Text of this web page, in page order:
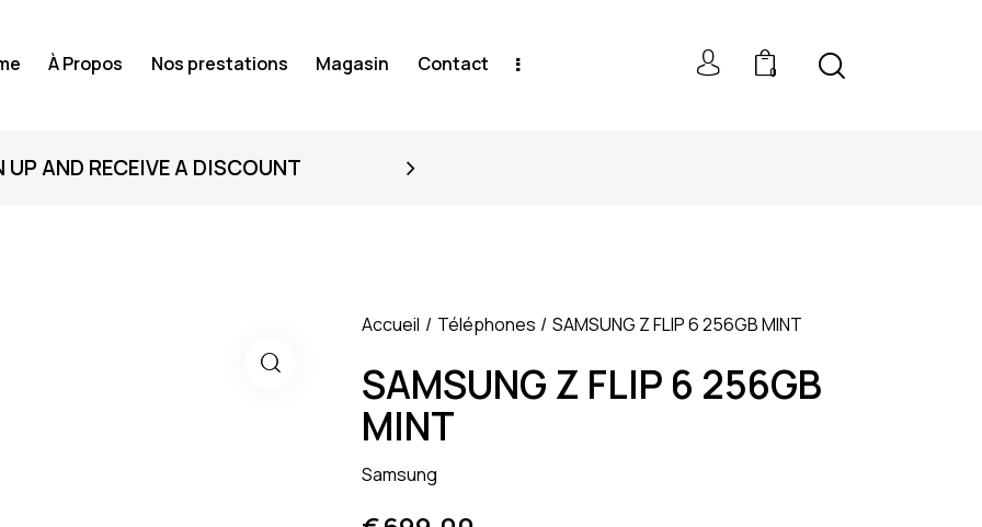
À Propos Nos prestations Magasin Contact 0
UP AND RECEIVE A DISCOUNT
Accueil Téléphones SAMSUNG Z FLIP 6 256GB MINT
SAMSUNG Z FLIP 6 256GB
MINT
Samsung